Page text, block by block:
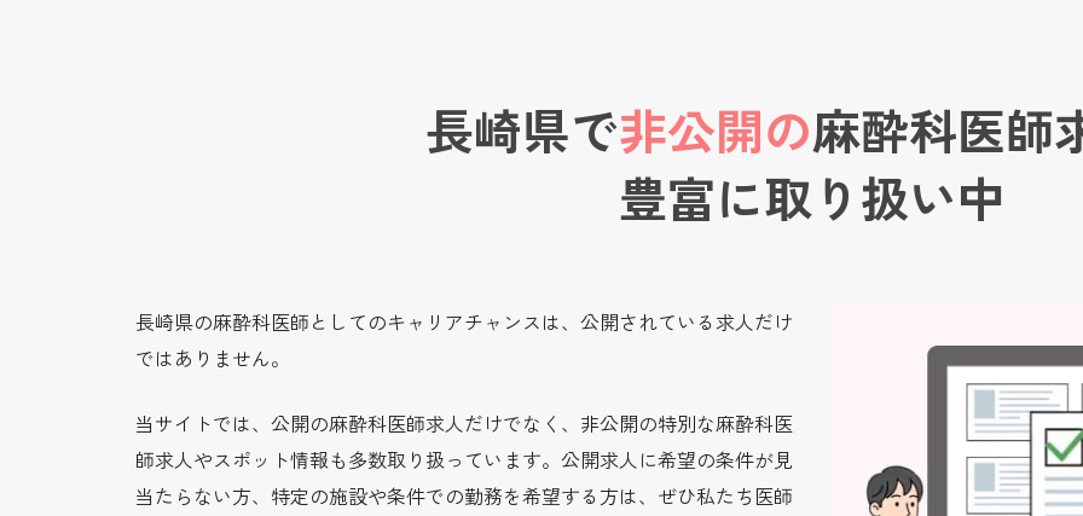
長崎県で非公開の麻酔科医師
豊富に取り扱い中
長崎県の麻酔科医師としてのキャリアチャンスは、公開されている求人だけ
ではありません。
当サイトでは、公開の麻酔科医師求人だけでなく、非公開の特別な麻酔科医
師求人やスポット情報も多数取り扱っています。公開求人に希望の条件が見
当たらない方、特定の施設や条件での勤務を希望する方は、ぜひ私たち医師